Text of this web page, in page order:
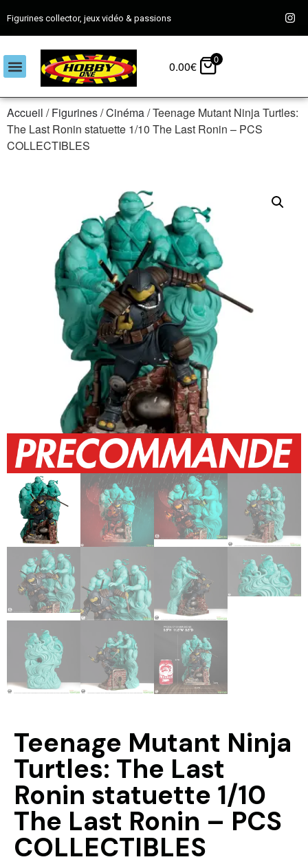
Figurines collector, jeux vidéo & passions
0.00€ 0
Accueil /Figurines/Cinéma/ Teenage Mutant Ninja Turtles:
The Last Ronin statuette 1/10 The Last Ronin – PCS
COLLECTIBLES
Teenage Mutant Ninja
Turtles: The Last
Ronin statuette 1/10
The Last Ronin – PCS
COLLECTIBLES